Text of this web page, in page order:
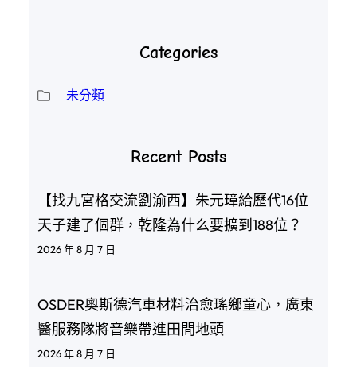
Categories
未分類
Recent Posts
【找九宮格交流劉渝西】朱元璋給歷代16位
天子建了個群，乾隆為什么要擴到188位？
2026 年 8 月 7 日
OSDER奧斯德汽車材料治愈瑤鄉童心，廣東
醫服務隊將音樂帶進田間地頭
2026 年 8 月 7 日